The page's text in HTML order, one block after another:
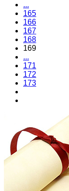
...
165
166
167
168
169
...
171
172
173